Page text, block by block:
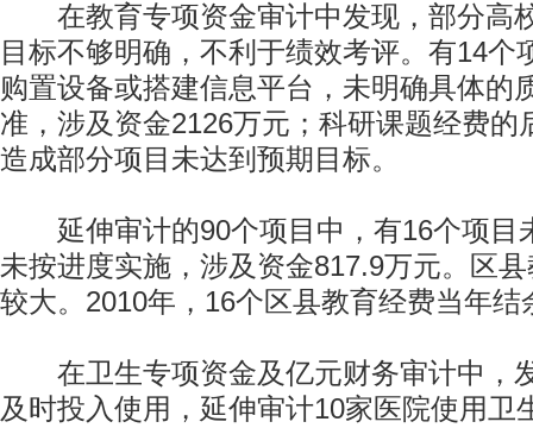
在教育专项资金审计中发现，部分高
目标不够明确，不利于绩效考评。有14个
购置设备或搭建信息平台，未明确具体的
准，涉及资金2126万元；科研课题经费的
造成部分项目未达到预期目标。
延伸审计的90个项目中，有16个项目
未按进度实施，涉及资金817.9万元。区
较大。2010年，16个区县教育经费当年结
在卫生专项资金及亿元财务审计中，
及时投入使用，延伸审计10家医院使用卫